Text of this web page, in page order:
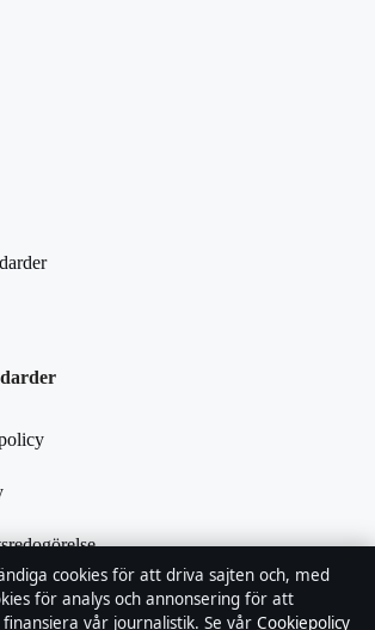
cookies för att driva sajten och, med
för analys och annonsering för att
vår journalistik. Se vår Cookiepolicy